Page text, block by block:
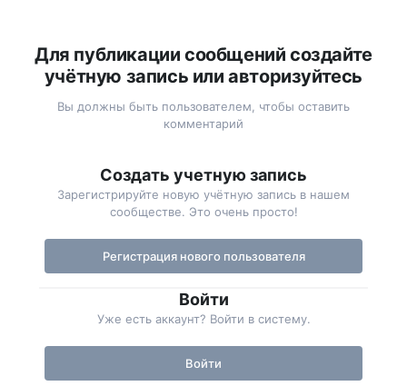
Для публикации сообщений создайте
учётную запись или авторизуйтесь
Вы должны быть пользователем, чтобы оставить
комментарий
Создать учетную запись
Зарегистрируйте новую учётную запись в нашем
сообществе. Это очень просто!
Регистрация нового пользователя
Войти
Уже есть аккаунт? Войти в систему.
Войти